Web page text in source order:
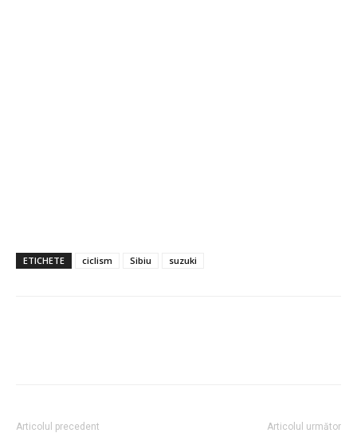
ETICHETE ciclism Sibiu suzuki
Articolul precedent Articolul următor